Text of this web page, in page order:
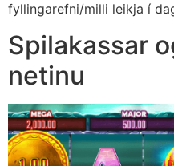
fyllingarefni/milli leikja í
Spilakassar
netinu